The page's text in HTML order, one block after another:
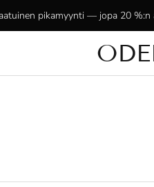
✨ +15 000 tyytyväistä
pikamyynti — jopa 20 %:n